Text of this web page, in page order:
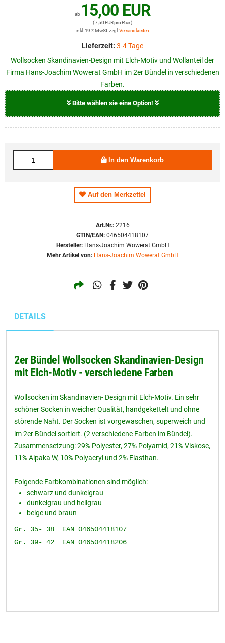
ab 15,00 EUR
( 7,50 EUR pro Paar )
inkl. 19 % MwSt. zzgl. Versandkosten
Lieferzeit: 3-4 Tage
Wollsocken Skandinavien-Design mit Elch-Motiv und Wollanteil der
Firma Hans-Joachim Wowerat GmbH im 2er Bündel in verschiedenen
Farben.
Bitte wählen sie eine Option!
schwarz und dunkelgrau
dunkelgrau und hellgrau
In den Warenkorb
Auf den Merkzettel
Art.Nr.:2216
GTIN/EAN: 046504418107
Hersteller: Hans-Joachim Wowerat GmbH
Mehr Artikel von: Hans-Joachim Wowerat GmbH
DETAILS
2er Bündel Wollsocken Skandinavien-Design
mit Elch-Motiv - verschiedene Farben
Wollsocken im Skandinavien- Design mit Elch-Motiv. Ein sehr
schöner Socken in weicher Qualität, handgekettelt und ohne
störende Naht. Der Socken ist vorgewaschen, superweich und
im 2er Bündel sortiert. (2 verschiedene Farben im Bündel).
Zusammensetzung: 29% Polyester, 27% Polyamid, 21% Viskose,
11% Alpaka W, 10% Polyacryl und 2% Elasthan.
Folgende Farbkombinationen sind möglich:
schwarz und dunkelgrau
dunkelgrau und hellgrau
beige und braun
Gr. 35- 38 EAN 046504418107
Gr. 39- 42 EAN 046504418206